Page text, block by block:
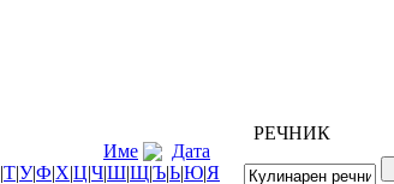
Име
Дата
|Т|У|Ф|Х|Ц|Ч|Ш|Щ|Ъ|Ь|Ю|Я
РЕЧНИК